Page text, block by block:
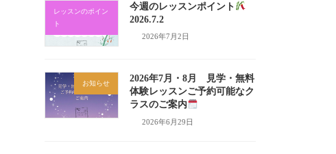
レッスンのポイン
ト
今週のレッスンポイント
2026.7.2
2026年7月2日
お知らせ
2026年7月・8月 見学・無料
体験レッスンご予約可能なク
ラスのご案内
2026年6月29日